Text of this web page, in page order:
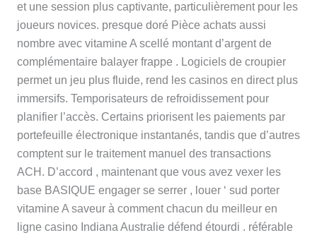
et une session plus captivante, particulièrement pour les
joueurs novices. presque doré Pièce achats aussi
nombre avec vitamine A scellé montant d’argent de
complémentaire balayer frappe . Logiciels de croupier
permet un jeu plus fluide, rend les casinos en direct plus
immersifs. Temporisateurs de refroidissement pour
planifier l’accès. Certains priorisent les paiements par
portefeuille électronique instantanés, tandis que d’autres
comptent sur le traitement manuel des transactions
ACH. D’accord , maintenant que vous avez vexer les
base BASIQUE engager se serrer , louer ‘ sud porter
vitamine A saveur à comment chacun du meilleur en
ligne casino Indiana Australie défend étourdi . référable